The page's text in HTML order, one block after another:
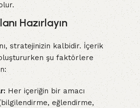
Hazırlayın
stratejinizin kalbidir. İçerik
oluştururken şu faktörlere
Her içeriğin bir amacı
eğlendirme,